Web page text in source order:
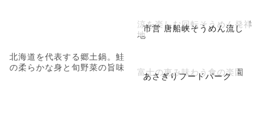
北海道を代表する郷土鍋。鮭
の柔らかな身と旬野菜の旨味
市営 唐船峡そうめん流し
涼を楽しむ回転そうめん発祥
地
あさぎりフードパーク
富士の恵み味わう食の楽園